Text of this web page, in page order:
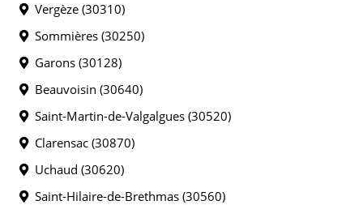
Vergèze (30310)
Sommières (30250)
Garons (30128)
Beauvoisin (30640)
Saint-Martin-de-Valgalgues (30520)
Clarensac (30870)
Uchaud (30620)
Saint-Hilaire-de-Brethmas (30560)